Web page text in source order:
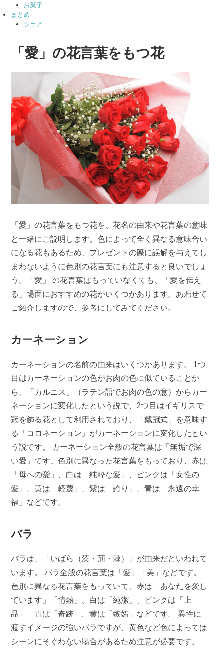
お菓子
まとめ
シェア
「愛」の花言葉をもつ花
「愛」の花言葉をもつ花を、花名の由来や花言葉の意味
と一緒にご説明します。色によって全く異なる意味合い
になる花もあるため、プレゼントの際に誤解を与えてし
まわないように色別の花言葉にも注意すると良いでしょ
う。「愛」 の花言葉はもっていなくても、「愛を伝え
る」場面におすすめの花がいくつかあります。あわせて
ご紹介しますので、参考にしてみてください。
カーネーション
カーネーションの名前の由来はいくつかあります。 1つ
目はカーネーションの色がお肉の色に似ていることか
ら、「カルニス」（ラテン語でお肉の色の意）からカー
ネーションに変化したという説で、2つ目はイギリスで
冠を飾る花として利用されており、「戴冠式」を意味す
る「コロネーション」がカーネーションに変化したとい
う説です。 カーネーション全般の花言葉は「無垢で深
い愛」です。色別に異なった花言葉をもっており、赤は
「母への愛」、白は「純粋な愛」、ピンクは「女性の
愛」、黄は「軽蔑」、紫は「誇り」、青は「永遠の幸
福」などです。
バラ
バラは、「いばら（茨・荊・棘）」が由来だといわれて
います。 バラ全般の花言葉は「愛」「美」などです。
色別に異なる花言葉をもっていて、赤は「あなたを愛し
ています」「情熱」、白は「純潔」、ピンクは「上
品」、青は「奇跡」、黄は「嫉妬」などです。 異性に
渡すイメージの強いバラですが、黄色など色によっては
シーンにそぐわない場合があるため注意が必要です。